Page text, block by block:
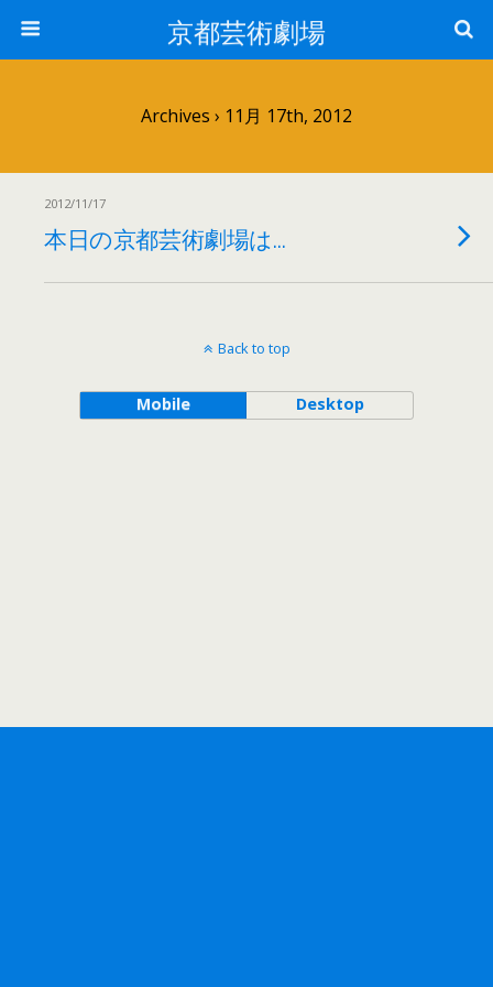
京都芸術劇場
Archives › 11月 17th, 2012
2012/11/17
本日の京都芸術劇場は…
Back to top
Mobile Desktop